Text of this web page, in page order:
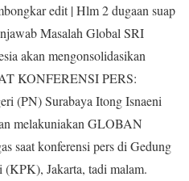
edit | Hlm 2 dugaan suap
Masalah Global SRI
akan mengonsolidasikan
KONFERENSI PERS:
(PN) Surabaya Itong Isnaeni
melakuniakan GLOBAN
saat konferensi pers di Gedung
Jakarta, tadi malam.